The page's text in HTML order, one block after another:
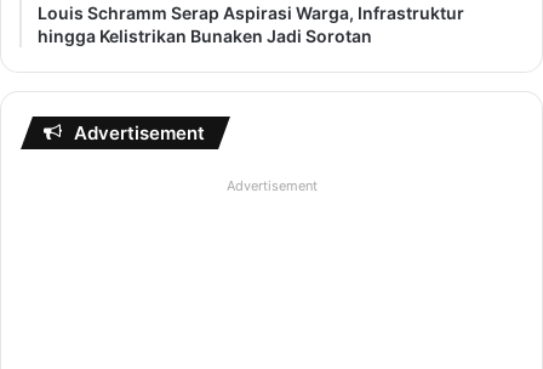
Louis Schramm Serap Aspirasi Warga, Infrastruktur
hingga Kelistrikan Bunaken Jadi Sorotan
Advertisement
Advertisement